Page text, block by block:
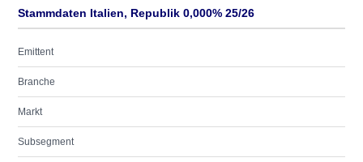
Stammdaten Italien, Republik 0,000% 25/26
Emittent
Branche
Markt
Subsegment